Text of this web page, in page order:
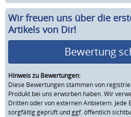
Wir freuen uns über die
Artikels von Dir!
Bewertung
Hinweis zu Bewertungen:
Diese Bewertungen stammen von
Produkt bei uns erworben haben. Wir
Dritten oder von externen Anbietern. Jede
sorgfältig geprüft und ggf. öffentlich